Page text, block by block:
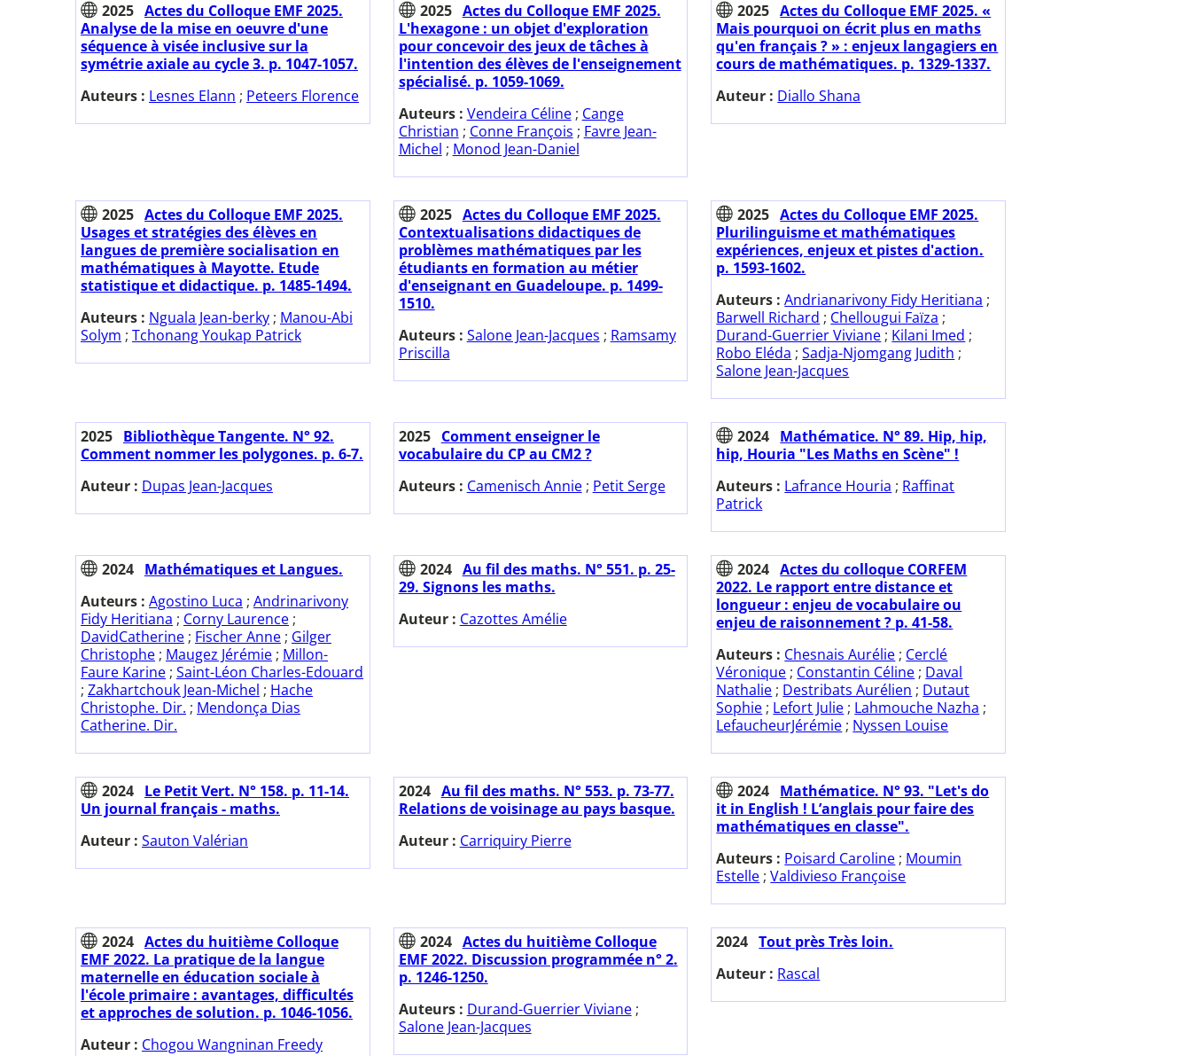
2025 Actes du Colloque EMF 2025.
Analyse de la mise en oeuvre d'une
séquence à visée inclusive sur la
symétrie axiale au cycle 3. p. 1047-1057.
Auteurs : Lesnes Elann ; Peteers Florence
2025 Actes du Colloque EMF 2025.
L'hexagone : un objet d'exploration
pour concevoir des jeux de tâches à
l'intention des élèves de l'enseignement
spécialisé. p. 1059-1069.
Auteurs : Vendeira Céline; Cange
Christian ; Conne François ; Favre Jean-
Michel ; Monod Jean-Daniel
2025 Actes du Colloque EMF 2025. «
Mais pourquoi on écrit plus en maths
qu'en français ? » : enjeux langagiers en
cours de mathématiques. p. 1329-1337.
Auteur : Diallo Shana
2025 Actes du Colloque EMF 2025.
Usages et stratégies des élèves en
langues de première socialisation en
mathématiques à Mayotte. Etude
statistique et didactique. p. 1485-1494.
Auteurs : Nguala Jean-berky ; Manou-Abi
Solym ; Tchonang Youkap Patrick
2025 Actes du Colloque EMF 2025.
Contextualisations didactiques de
problèmes mathématiques par les
étudiants en formation au métier
d'enseignant en Guadeloupe. p. 1499-
1510.
Auteurs : Salone Jean-Jacques ; Ramsamy
Priscilla
2025 Actes du Colloque EMF 2025.
Plurilinguisme et mathématiques
expériences, enjeux et pistes d'action.
p. 1593-1602.
Auteurs :Andrianarivony Fidy Heritiana ;
Barwell Richard ; Chellougui Faïza ;
Durand-Guerrier Viviane ; Kilani Imed ;
Robo Eléda ;Sadja-Njomgang Judith ;
Salone Jean-Jacques
2025 Bibliothèque Tangente. N° 92.
Comment nommer les polygones. p. 6-7.
Auteur : Dupas Jean-Jacques
2025
Comment enseigner le
vocabulaire du CP au CM2 ?
Auteurs : Camenisch Annie; Petit Serge
2024 Mathématice. N° 89. Hip, hip,
hip, Houria "Les Maths en Scène" !
Auteurs : Lafrance Houria ; Raffinat
Patrick
2024 Mathématiques et Langues.
Auteurs : Agostino Luca ; Andrinarivony
Fidy Heritiana ; Corny Laurence ;
DavidCatherine ; Fischer Anne ; Gilger
Christophe ; Maugez Jérémie ; Millon-
Faure Karine ; Saint-Léon Charles-Edouard
; Zakhartchouk Jean-Michel ; Hache
Christophe. Dir. ; Mendonça Dias
Catherine. Dir.
2024 Au fil des maths. N° 551. p. 25-
29. Signons les maths.
Auteur : Cazottes Amélie
2024 Actes du colloque CORFEM
2022. Le rapport entre distance et
longueur : enjeu de vocabulaire ou
enjeu de raisonnement ? p. 41-58.
Auteurs : Chesnais Aurélie ; Cerclé
Véronique ; Constantin Céline ; Daval
Nathalie ; Destribats Aurélien ; Dutaut
Sophie ; Lefort Julie ; Lahmouche Nazha ;
LefaucheurJérémie ; Nyssen Louise
2024 Le Petit Vert. N° 158. p. 11-14.
Un journal français - maths.
Auteur : Sauton Valérian
2024 Au fil des maths. N° 553. p. 73-77.
Relations de voisinage au pays basque.
Auteur : Carriquiry Pierre
2024 Mathématice. N° 93. "Let's do
it in English ! L’anglais pour faire des
mathématiques en classe".
Auteurs : Poisard Caroline ; Moumin
Estelle ;Valdivieso Françoise
2024 Actes du huitième Colloque
EMF 2022. La pratique de la langue
maternelle en éducation sociale à
l'école primaire : avantages, difficultés
et approches de solution. p. 1046-1056.
Auteur : Chogou Wangninan Freedy
2024 Actes du huitième Colloque
EMF 2022. Discussion programmée n° 2.
p. 1246-1250.
Auteurs : Durand-Guerrier Viviane;
Salone Jean-Jacques
2024 Tout près Très loin.
Auteur : Rascal